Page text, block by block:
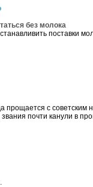
без молока
поставки
прощается с советским
почти канули в